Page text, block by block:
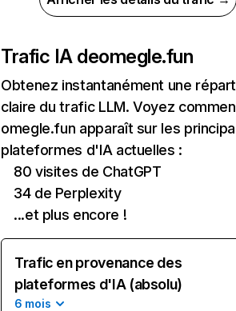
Trafic IA deomegle.fun
Obtenez instantanément une
claire du trafic LLM. Voyez
omegle.fun apparaît sur les
plateformes d'IA actuelles :
80 visites de ChatGPT
34 de Perplexity
...et plus encore !
Trafic en provenance des
plateformes d'IA (absolu)
6 mois